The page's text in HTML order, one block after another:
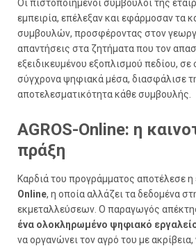
Οι πιστοποιημένοι σύμβουλοι της
εμπειρία, επέλεξαν και εφάρμοσαν τα
συμβουλών, προσφέροντας στον
απαντήσεις στα ζητήματα που τον
εξειδικευμένου εξοπλισμού πεδίου,
σύγχρονα ψηφιακά μέσα, διασφάλισε
αποτελεσματικότητα κάθε συμβουλής.
AGROS-Online: η
πράξη
Καρδιά του προγράμματος αποτέλεσε
Online, η οποία αλλάζει τα δεδομένα
εκμεταλλεύσεων. Ο παραγωγός
ένα ολοκληρωμένο ψηφιακό
να οργανώνει τον αγρό του με